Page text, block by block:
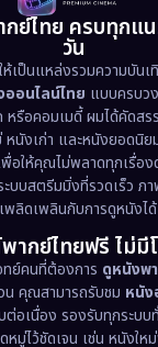
รคดี
1978
1962
ย์ไทย ครบทุกแ
วัน
เป็นแหล่งรวมความบัน
ออนไลน์ไทย แบบครบว
หรือคอมเมดี้ ผมได้คัดส
หนังเก่า และหนังยอดนิ
พื่อให้คุณไม่พลาดทุกเรื่อ
บบสตรีมมิ่งที่รวดเร็ว ภ
ลิดเพลินกับการดูหนังไ
ากย์ไทยฟรี ไม่มี
ย์คนที่ต้องการ ดูหนังพ
น คุณสามารถรับชม หนัง
ต่อเนื่อง รองรับทุกระบ
มู่ไว้ชัดเจน เช่น หนังให